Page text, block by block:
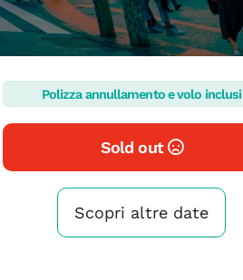
Polizza annullamento e volo inclusi
Sold out
Scopri altre date